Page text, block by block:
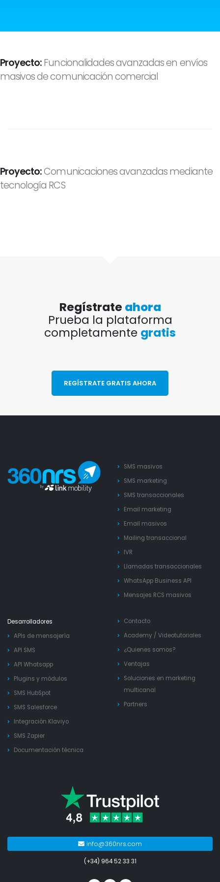
Proyecto:Funcionalidades avanzadas en envíos
masivos de comunicación comercial
Proyecto:Comunicaciones avanzadas mediante
tecnología RCS
Regístrate ahora
Prueba la plataforma
completamente gratis
REGÍSTRATE GRATIS AHORA
SMS masivos
SMS marketing
SMS transaccionales
Email marketing
Email masivos
Mailing transaccional
IVR
Llamadas transaccionales
WhatsApp Business API
Mensajes RCS masivos
Desarrolladores
APIs de mensajería
API SMS
API Whatsapp
Plugins y módulos
SMS HubSpot
SMS Salesforce
Integración Klaviyo
SMS Zapier
Documentación técnica
Contacto
Academy / Videotutoriales
¿Quienes somos?
Ventajas
Soluciones en marketing
multicanal
Partners
info@360nrs.com
(+34) 964 52 33 31